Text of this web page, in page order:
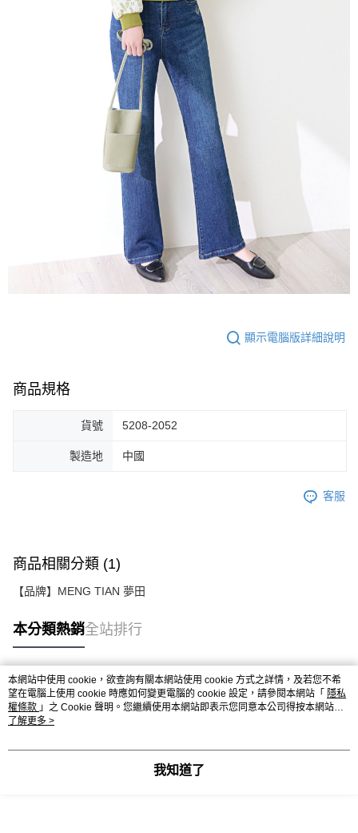
顯示電腦版詳細說明
商品規格
貨號 5208-2052
製造地 中國
客服
商品相關分類 (1)
【品牌】MENG TIAN 夢田
本分類熱銷全站排行
熱門標籤
本網站中使用 cookie，欲查詢有關本網站使用 cookie 方式之詳情，及若您不希
望在電腦上使用 cookie 時應如何變更電腦的 cookie 設定，請參閱本網站「 隱私
權條款 」之 Cookie 聲明。您繼續使用本網站即表示您同意本公司得按本網站使
用條款之 Cookie 聲明使用 cookie。
了解更多 >
我知道了